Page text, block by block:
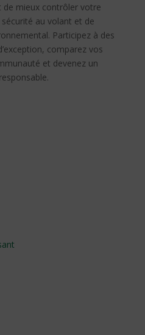
mieux contrôler votre
au volant et de
Participez à des
comparez vos
et devenez un